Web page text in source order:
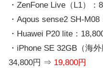
・ZenFone Live（L1）
・Aqous sense2 SH-
・Huawei P20 lite：
・iPhone SE 32GB（海
34,800円 ⇒ 19,800円